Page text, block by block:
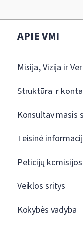
APIE VMI
Misija, Vizija ir
Struktūra ir
Konsultavimasis
Teisinė
Peticijų
Veiklos sritys
Kokybės vadyba